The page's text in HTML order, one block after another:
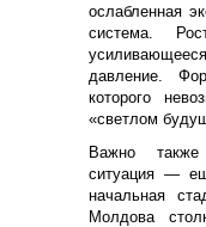
ослабленная
система.
давление.
которого
«светлом
Важно
ситуация —
начальная
Молдова